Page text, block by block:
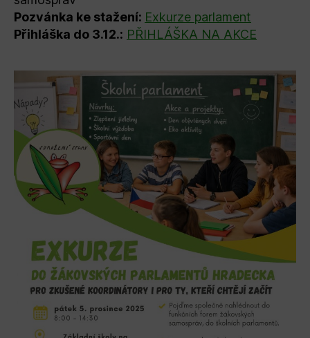
Pozvánka ke stažení: Exkurze parlament
Přihláška do 3.12.: PŘIHLÁŠKA NA AKCE